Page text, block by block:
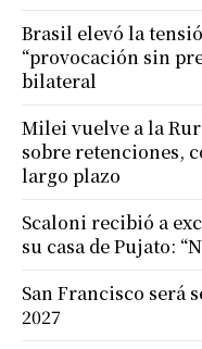
Brasil elevó la
“provocación sin
bilateral
Milei vuelve a la
sobre retenciones,
largo plazo
Scaloni recibió a
su casa de Pujato:
San Francisco será
2027